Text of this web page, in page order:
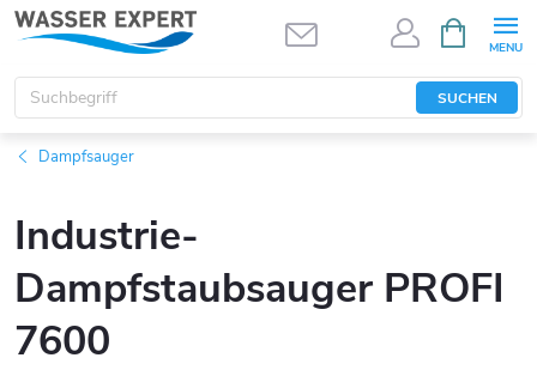
Zum
Inhalt
springen
SUCHEN
Dampfsauger
Industrie-
Dampfstaubsauger PROFI
7600